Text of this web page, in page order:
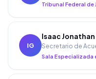
Tribunal Federal
IG
Isaac
Secretario de
Sala Especializada